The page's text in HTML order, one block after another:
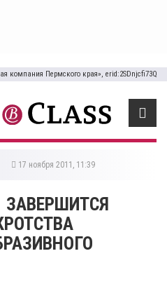
компания Пермского края», erid:2SDnjcfi73Q
17 ноября 2011, 11:39
ЗАВЕРШИТСЯ